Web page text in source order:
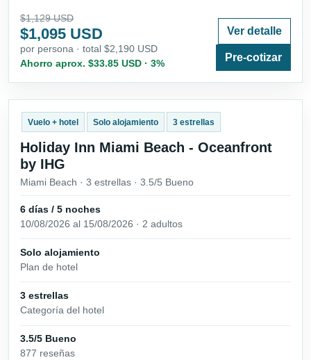
$1,129 USD
$1,095 USD
por persona · total $2,190 USD
Ahorro aprox. $33.85 USD · 3%
Ver detalle
Pre-cotizar
Vuelo + hotel Solo alojamiento 3 estrellas
Holiday Inn Miami Beach - Oceanfront
by IHG
Miami Beach · 3 estrellas · 3.5/5 Bueno
6 días / 5 noches
10/08/2026 al 15/08/2026 · 2 adultos
Solo alojamiento
Plan de hotel
3 estrellas
Categoría del hotel
3.5/5 Bueno
877 reseñas